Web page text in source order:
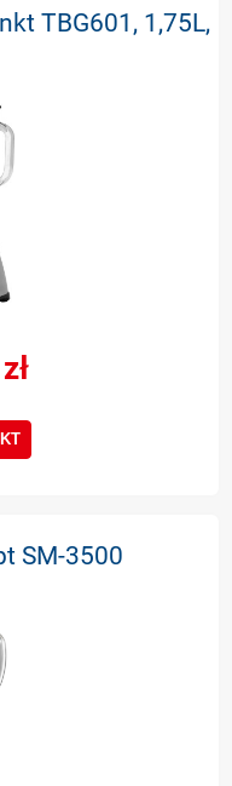
TBG601, 1,75L,
SM-3500